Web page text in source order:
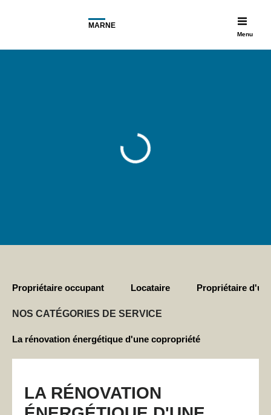
Menu
MARNE
COPROPRIÉTAIRE /
SYNDIC
Propriétaire occupant Locataire Propriétaire d'un
NOS CATÉGORIES DE SERVICE
La rénovation énergétique d'une copropriété
LA RÉNOVATION